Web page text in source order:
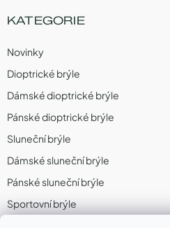
KATEGORIE
Novinky
Dioptrické brýle
Dámské dioptrické brýle
Pánské dioptrické brýle
Sluneční brýle
Dámské sluneční brýle
Pánské sluneční brýle
Sportovní brýle